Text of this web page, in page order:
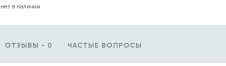
нет в наличии
ОТЗЫВЫ - 0 ЧАСТЫЕ ВОПРОСЫ